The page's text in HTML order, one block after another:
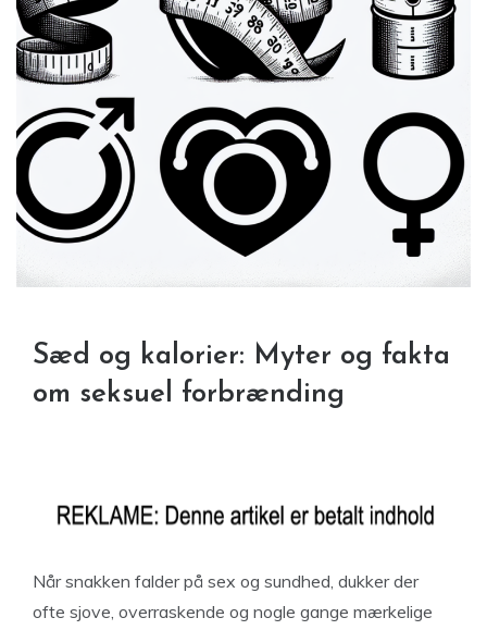
Sæd og kalorier: Myter og fakta
om seksuel forbrænding
Når snakken falder på sex og sundhed, dukker der
ofte sjove, overraskende og nogle gange mærkelige